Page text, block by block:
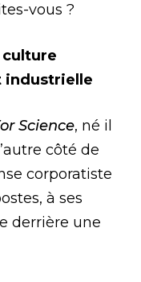
vous ?
culture
industrielle
Science, né il
côté de
corporatiste
à ses
derrière une